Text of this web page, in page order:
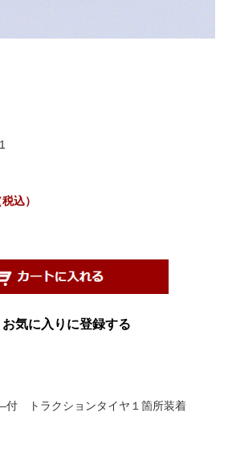
込）
お気に入りに登録する
トラクションタイヤ１箇所装着